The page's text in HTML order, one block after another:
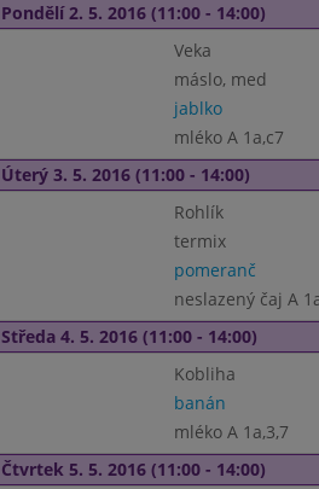
Pondělí 2. 5. 2016 (11:00 - 14:00)
Veka
máslo, med
jablko
mléko A 1a,c7
Úterý 3. 5. 2016 (11:00 - 14:00)
Rohlík
termix
pomeranč
neslazený čaj A
Středa 4. 5. 2016 (11:00 - 14:00)
Kobliha
banán
mléko A 1a,3,7
Čtvrtek 5. 5. 2016 (11:00 - 14:00)